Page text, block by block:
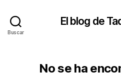
Buscar
El blog de
No se ha